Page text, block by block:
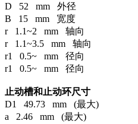
D 52 mm 外径
B 15 mm 宽度
r 1.1~2 mm 轴向
r 1.1~3.5 mm 轴向
r1 0.5~ mm 径向
r1 0.5~ mm 径向
止动槽和止动环尺寸
D1 49.73 mm (最大)
a 2.46 mm (最大)